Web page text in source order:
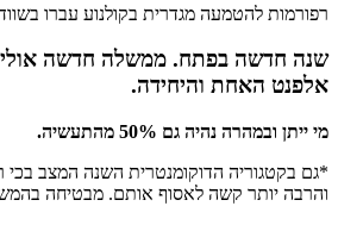
רפורמות להטמעה מגדרית בקולנוע עברו
שנה חדשה בפתח. ממשלה חדשה אולי
אלפנט האחת והיחידה.
מי ייתן ובמהרה נהיה גם 50% מהתעשיה.
*גם בקטגוריה הדוקומנטרית השנה המצב בכי
והרבה יותר קשה לאסוף אותם. מבטיחה